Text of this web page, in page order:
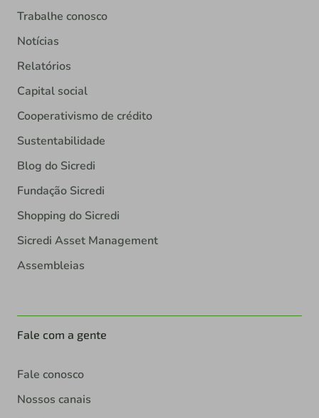
Trabalhe conosco
Notícias
Relatórios
Capital social
Cooperativismo de crédito
Sustentabilidade
Blog do Sicredi
Fundação Sicredi
Shopping do Sicredi
Sicredi Asset Management
Assembleias
Fale com a gente
Fale conosco
Nossos canais